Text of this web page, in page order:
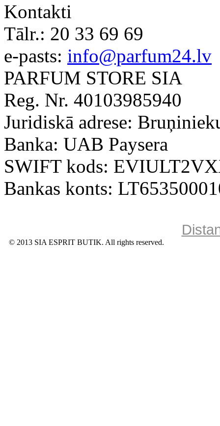
Kontakti
Tālr.: 20 33 69 69
e-pasts: info@parfum24.lv
PARFUM STORE SIA
Reg. Nr. 40103985940
Juridiskā adrese:
Banka: UAB Paysera
SWIFT kods:
Bankas konts:
© 2013 SIA ESPRIT BUTIK. All rights reserved.